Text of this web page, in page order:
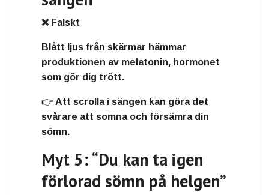
❌ Falskt
Blått ljus från skärmar hämmar
produktionen av melatonin, hormonet
som gör dig trött.
👉 Att scrolla i sängen kan göra det
svårare att somna och försämra din
sömn.
Myt 5: “Du kan ta igen
förlorad sömn på helgen”